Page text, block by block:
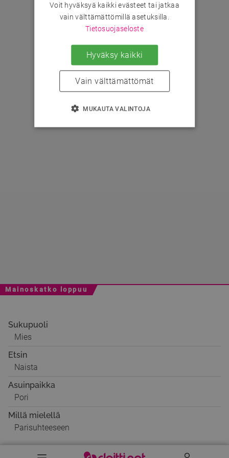
Mainoskatko loppuu
Sukupuoli
Mies
Etsin
Naista
Asuinpaikka
Pori
Millä mielellä
Parisuhteeseen
Voit hyväksyä kaikki evästeet tai jatkaa
vain välttämättömillä asetuksilla.
Tietosuojaseloste
Hyväksy kaikki
Vain välttämättömät
MUKAUTA VALINTOJA